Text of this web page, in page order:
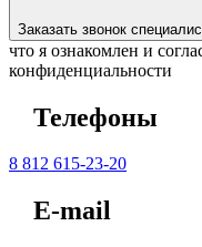
Заказать звонок
что я ознакомлен и
конфиденциальности
Телефоны
8 812 615-23-20
E-mail